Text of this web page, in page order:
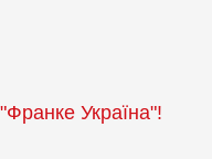
Україна"!